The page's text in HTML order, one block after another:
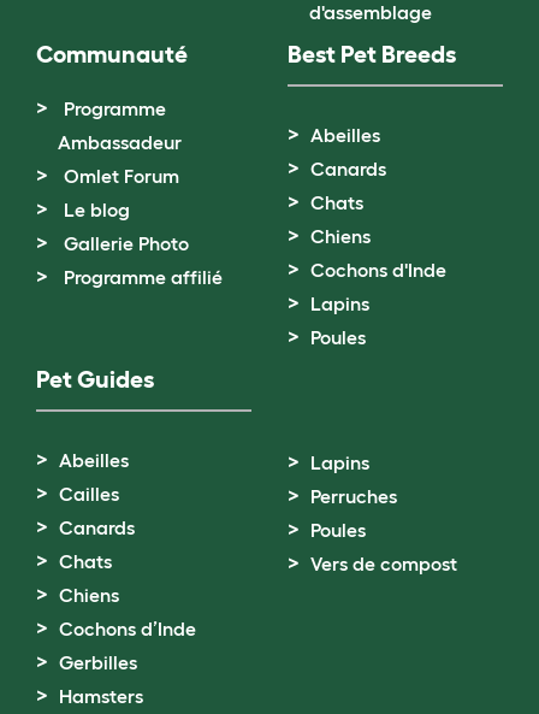
d'assemblage
Communauté
Programme
Ambassadeur
Omlet Forum
Le blog
Gallerie Photo
Programme affilié
Best Pet Breeds
Abeilles
Canards
Chats
Chiens
Cochons d'Inde
Lapins
Poules
Pet Guides
Abeilles
Cailles
Canards
Chats
Chiens
Cochons d’Inde
Gerbilles
Hamsters
Lapins
Perruches
Poules
Vers de compost